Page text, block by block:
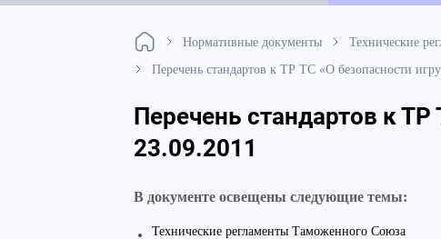
Нормативные документы
Технические
Перечень стандартов к ТР ТС «О безопасности
Перечень стандартов к
23.09.2011
В документе освещены следующие темы:
Технические регламенты Таможенного Союза